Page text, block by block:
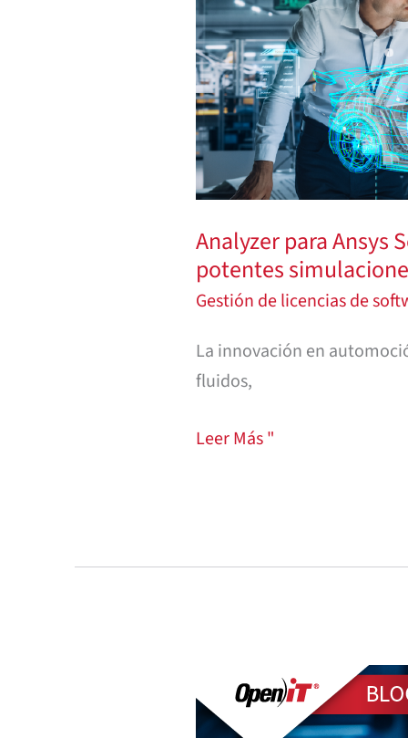
Analyzer para Ansys
potentes
Gestión de licencias de
La innovación en
fluidos,
Control
de
licencias
de
software
más
inteligente,
potentes
simulaciones
de
vehículos
Leer Más "
Seguimiento
de